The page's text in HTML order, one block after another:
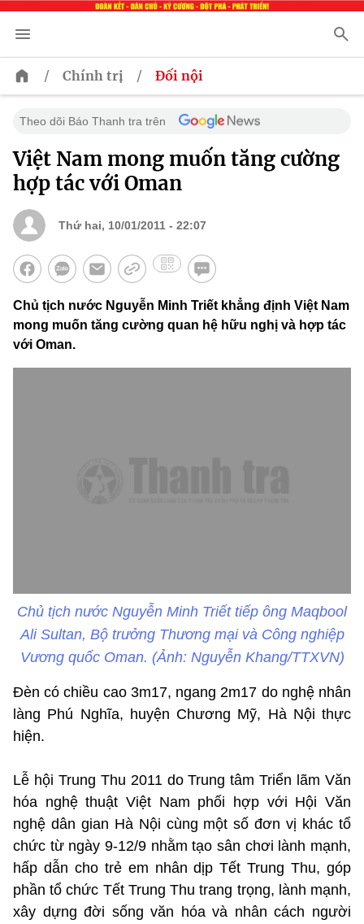
/ Chính trị / Đối nội
Theo dõi Báo Thanh tra trên
Việt Nam mong muốn tăng cường
hợp tác với Oman
Thứ hai, 10/01/2011 - 22:07
Chủ tịch nước Nguyễn Minh Triết khẳng định Việt Nam
mong muốn tăng cường quan hệ hữu nghị và hợp tác
với Oman.
Chủ tịch nước Nguyễn Minh Triết tiếp ông Maqbool
Ali Sultan, Bộ trưởng Thương mại và Công nghiệp
Vương quốc Oman. (Ảnh: Nguyễn Khang/TTXVN)
Đèn có chiều cao 3m17, ngang 2m17 do nghệ nhân
làng Phú Nghĩa, huyện Chương Mỹ, Hà Nội thực
hiện.
Lễ hội Trung Thu 2011 do Trung tâm Triển lãm Văn
hóa nghệ thuật Việt Nam phối hợp với Hội Văn
nghệ dân gian Hà Nội cùng một số đơn vị khác tổ
chức từ ngày 9-12/9 nhằm tạo sân chơi lành mạnh,
hấp dẫn cho trẻ em nhân dịp Tết Trung Thu, góp
phần tổ chức Tết Trung Thu trang trọng, lành mạnh,
xây dựng đời sống văn hóa và nhân cách người